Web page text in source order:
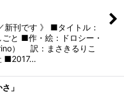
新刊です 》 ■タイトル：
と ■作・絵：ドロシー・
） 訳：まさきるりこ
■2017…
」